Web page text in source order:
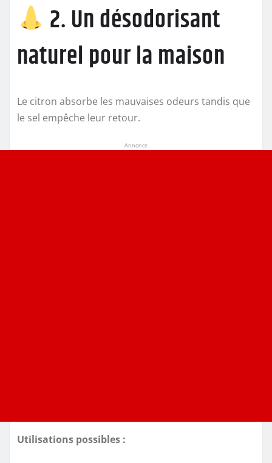
2. Un désodorisant
naturel pour la maison
Le citron absorbe les mauvaises odeurs tandis que
le sel empêche leur retour.
Annonce
Utilisations possibles :